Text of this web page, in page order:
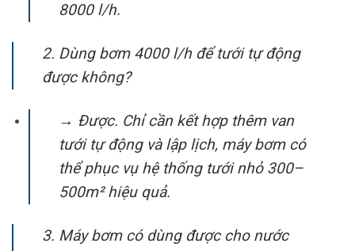
8000 l/h.
2. Dùng bơm 4000 l/h để tưới tự động
được không?
→ Được. Chỉ cần kết hợp thêm van
tưới tự động và lập lịch, máy bơm có
thể phục vụ hệ thống tưới nhỏ 300–
500m² hiệu quả.
3. Máy bơm có dùng được cho nước